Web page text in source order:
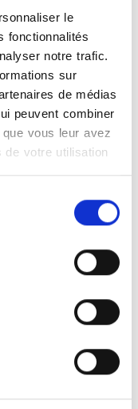
le
fonctionnalités
notre trafic.
sur
de médias
peuvent combiner
vous leur avez
votre utilisation
réseau
avec rigueur
médical de
Cet
et sûr.
dans